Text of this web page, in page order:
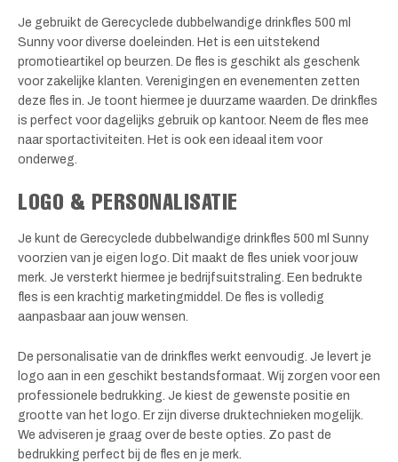
Je gebruikt de Gerecyclede dubbelwandige drinkfles 500 ml
Sunny voor diverse doeleinden. Het is een uitstekend
promotieartikel op beurzen. De fles is geschikt als geschenk
voor zakelijke klanten. Verenigingen en evenementen zetten
deze fles in. Je toont hiermee je duurzame waarden. De drinkfles
is perfect voor dagelijks gebruik op kantoor. Neem de fles mee
naar sportactiviteiten. Het is ook een ideaal item voor
onderweg.
LOGO & PERSONALISATIE
Je kunt de Gerecyclede dubbelwandige drinkfles 500 ml Sunny
voorzien van je eigen logo. Dit maakt de fles uniek voor jouw
merk. Je versterkt hiermee je bedrijfsuitstraling. Een bedrukte
fles is een krachtig marketingmiddel. De fles is volledig
aanpasbaar aan jouw wensen.
De personalisatie van de drinkfles werkt eenvoudig. Je levert je
logo aan in een geschikt bestandsformaat. Wij zorgen voor een
professionele bedrukking. Je kiest de gewenste positie en
grootte van het logo. Er zijn diverse druktechnieken mogelijk.
We adviseren je graag over de beste opties. Zo past de
bedrukking perfect bij de fles en je merk.